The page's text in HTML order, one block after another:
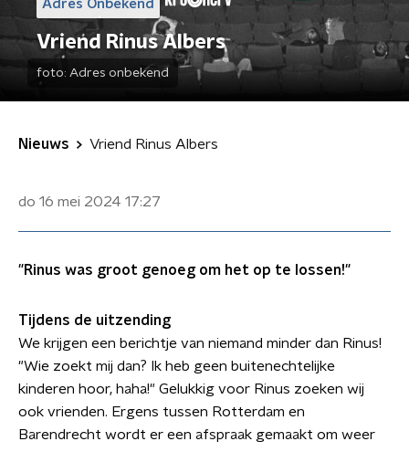
Adres Onbekend
Vriend Rinus Albers
foto: Adres onbekend
Nieuws Vriend Rinus Albers
do 16 mei 2024 17:27
"Rinus was groot genoeg om het op te lossen!"
Tijdens de uitzending
We krijgen een berichtje van niemand minder dan Rinus!
"Wie zoekt mij dan? Ik heb geen buitenechtelijke
kinderen hoor, haha!" Gelukkig voor Rinus zoeken wij
ook vrienden. Ergens tussen Rotterdam en
Barendrecht wordt er een afspraak gemaakt om weer